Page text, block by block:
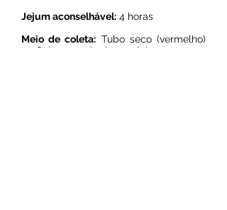
Jejum aconselhável: 4 horas
Meio de coleta: Tubo seco (vermelho)
ou Gel separador (amarelo)